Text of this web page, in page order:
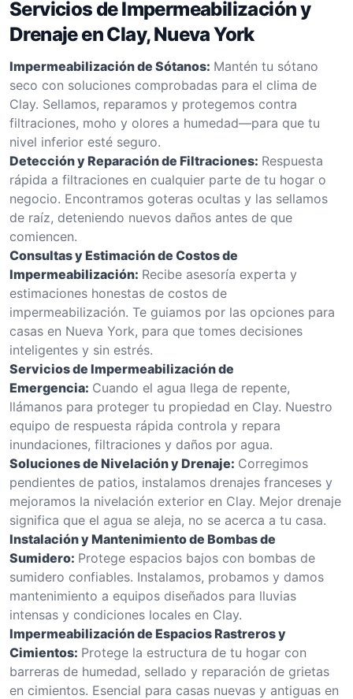
Servicios de Impermeabilización y
Drenaje en Clay, Nueva York
Impermeabilización de Sótanos: Mantén tu sótano
seco con soluciones comprobadas para el clima de
Clay. Sellamos, reparamos y protegemos contra
filtraciones, moho y olores a humedad—para que tu
nivel inferior esté seguro.
Detección y Reparación de Filtraciones: Respuesta
rápida a filtraciones en cualquier parte de tu hogar o
negocio. Encontramos goteras ocultas y las sellamos
de raíz, deteniendo nuevos daños antes de que
comiencen.
Consultas y Estimación de Costos de
Impermeabilización: Recibe asesoría experta y
estimaciones honestas de costos de
impermeabilización. Te guiamos por las opciones para
casas en Nueva York, para que tomes decisiones
inteligentes y sin estrés.
Servicios de Impermeabilización de
Emergencia: Cuando el agua llega de repente,
llámanos para proteger tu propiedad en Clay. Nuestro
equipo de respuesta rápida controla y repara
inundaciones, filtraciones y daños por agua.
Soluciones de Nivelación y Drenaje: Corregimos
pendientes de patios, instalamos drenajes franceses y
mejoramos la nivelación exterior en Clay. Mejor drenaje
significa que el agua se aleja, no se acerca a tu casa.
Instalación y Mantenimiento de Bombas de
Sumidero: Protege espacios bajos con bombas de
sumidero confiables. Instalamos, probamos y damos
mantenimiento a equipos diseñados para lluvias
intensas y condiciones locales en Clay.
Impermeabilización de Espacios Rastreros y
Cimientos: Protege la estructura de tu hogar con
barreras de humedad, sellado y reparación de grietas
en cimientos. Esencial para casas nuevas y antiguas en